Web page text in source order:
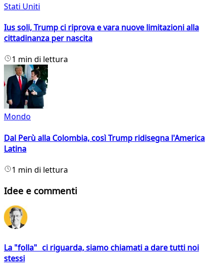
Stati Uniti
Ius soli, Trump ci riprova e vara nuove limitazioni alla
cittadinanza per nascita
1 min di lettura
Mondo
Dal Perù alla Colombia, così Trump ridisegna l'America
Latina
1 min di lettura
Idee e commenti
La "folla" ci riguarda, siamo chiamati a dare tutti noi
stessi